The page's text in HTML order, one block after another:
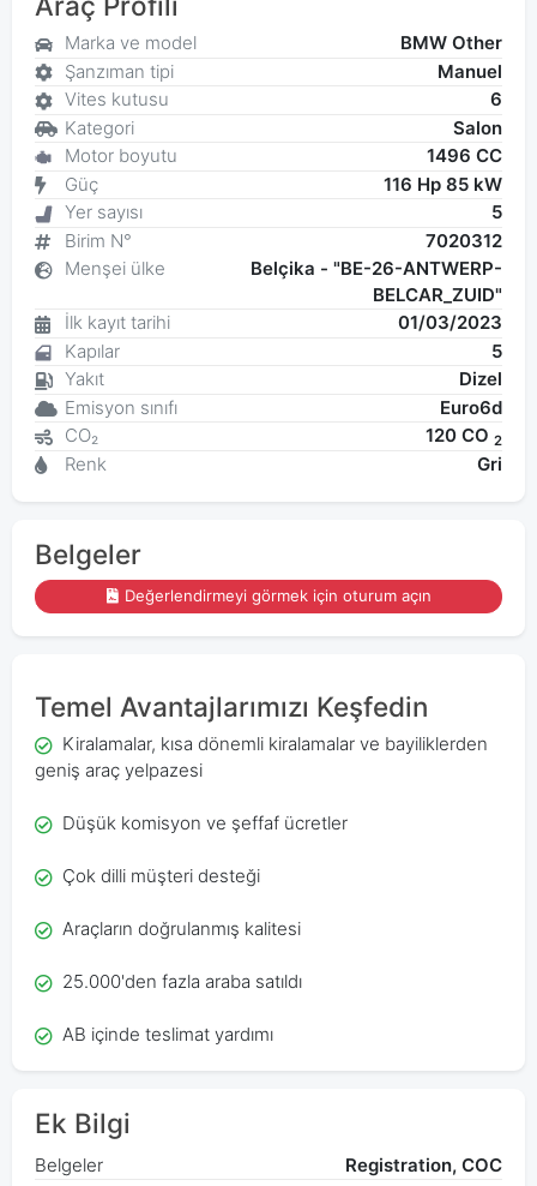
Marka ve model
BMW Other
Şanzıman tipi
Manuel
Vites kutusu
6
Kategori
Salon
Motor boyutu
1496 CC
Güç
116 Hp 85 kW
Yer sayısı
5
Birim N°
7020312
Menşei ülke
Belçika - "BE-26-ANTWERP-
BELCAR_ZUID"
İlk kayıt tarihi
01/03/2023
Kapılar
5
Yakıt
Dizel
Emisyon sınıfı
Euro6d
CO₂
120 CO2
Renk Gri
Belgeler
Değerlendirmeyi görmek için oturum açın
Temel Avantajlarımızı Keşfedin
Kiralamalar, kısa dönemli kiralamalar ve bayiliklerden
geniş araç yelpazesi
Düşük komisyon ve şeffaf ücretler
Çok dilli müşteri desteği
Araçların doğrulanmış kalitesi
25.000'den fazla araba satıldı
AB içinde teslimat yardımı
Ek Bilgi
Belgeler Registration, COC